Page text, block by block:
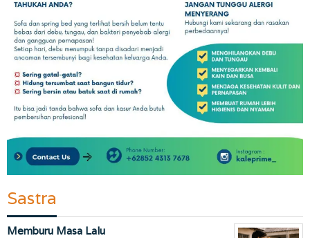
Sastra
Memburu Masa Lalu